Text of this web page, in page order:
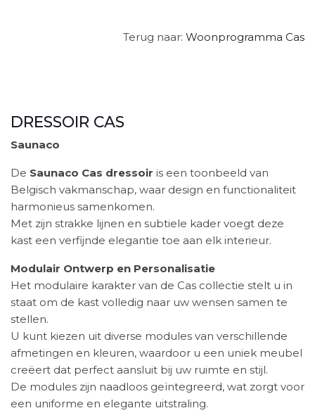
Terug naar: Woonprogramma Cas
DRESSOIR CAS
Saunaco
De Saunaco Cas dressoir is een toonbeeld van
Belgisch vakmanschap, waar design en functionaliteit
harmonieus samenkomen.
Met zijn strakke lijnen en subtiele kader voegt deze
kast een verfijnde elegantie toe aan elk interieur.
Modulair Ontwerp en Personalisatie
Het modulaire karakter van de Cas collectie stelt u in
staat om de kast volledig naar uw wensen samen te
stellen.
U kunt kiezen uit diverse modules van verschillende
afmetingen en kleuren, waardoor u een uniek meubel
creëert dat perfect aansluit bij uw ruimte en stijl.
De modules zijn naadloos geïntegreerd, wat zorgt voor
een uniforme en elegante uitstraling.